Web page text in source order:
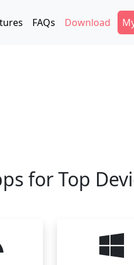
FAQs Download
for Top